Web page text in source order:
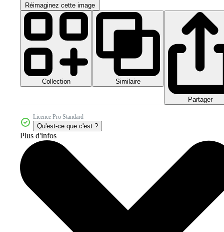
Réimaginez cette image
Collection Similaire
Partager
Licence Pro Standard
Qu'est-ce que c'est ?
Plus d'infos